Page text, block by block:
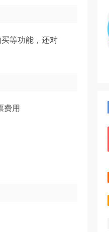
等功能，还对
费用